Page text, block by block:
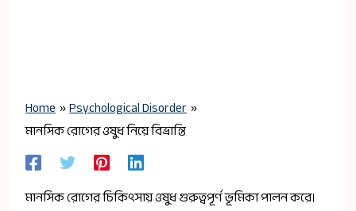
Home Psychological Disorder
মানসিক রোগের ওষুধ নিয়ে বিভ্রান্তি
মানসিক রোগের চিকিৎসায় ওষুধ গুরুত্বপূর্ণ ভূমিকা পালন করে।